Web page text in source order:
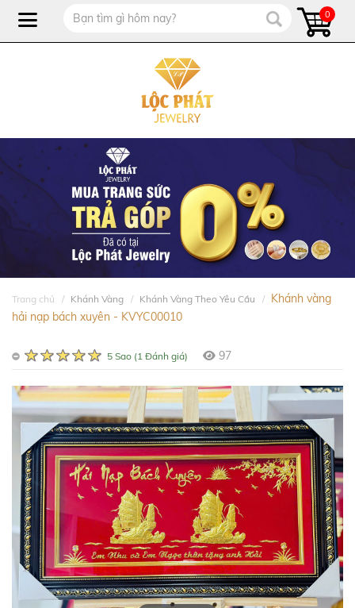
0
Trang chủ Khánh Vàng Khánh Vàng Theo Yêu Cầu
Khánh vàng
hải nạp bách xuyên - KVYC00010
5 Sao (1 Đánh giá) 97